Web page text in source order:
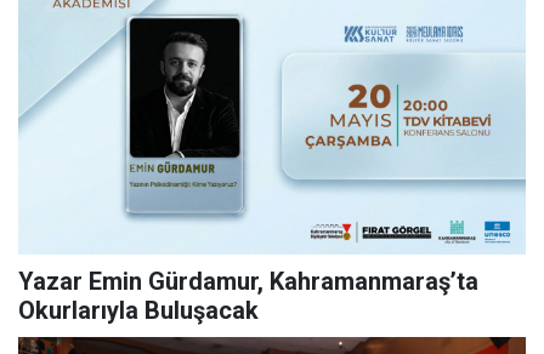
Yazar Emin Gürdamur, Kahramanmaraş’ta
Okurlarıyla Buluşacak